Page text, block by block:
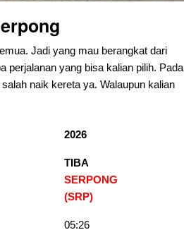
Jadi yang mau berangkat dari
perjalanan yang bisa kalian pilih. Pada
naik kereta ya. Walaupun kalian
2026
TIBA
SERPONG
(SRP)
05:26